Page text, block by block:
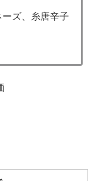
ズ、糸唐辛子